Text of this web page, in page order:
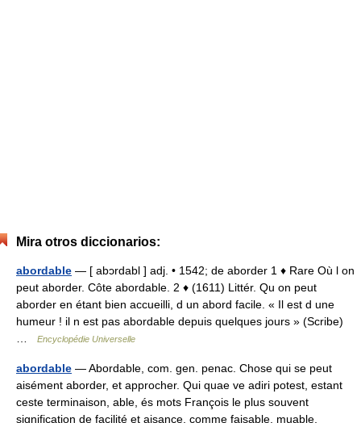
Mira otros diccionarios:
abordable — [ abɔrdabl ] adj. • 1542; de aborder 1 ♦ Rare Où l on
peut aborder. Côte abordable. 2 ♦ (1611) Littér. Qu on peut
aborder en étant bien accueilli, d un abord facile. « Il est d une
humeur ! il n est pas abordable depuis quelques jours » (Scribe)
Encyclopédie Universelle
abordable — Abordable, com. gen. penac. Chose qui se peut
aisément aborder, et approcher. Qui quae ve adiri potest, estant
ceste terminaison, able, és mots François le plus souvent
signification de facilité et aisance, comme faisable, muable,